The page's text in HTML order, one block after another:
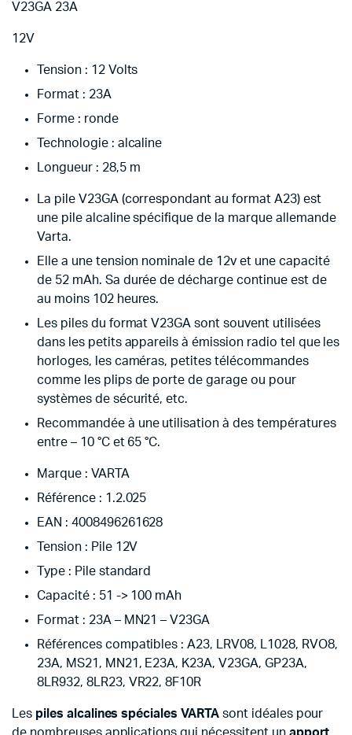
V23GA 23A
12V
Tension : 12 Volts
Format : 23A
Forme : ronde
Technologie : alcaline
Longueur : 28,5 m
La pile V23GA (correspondant au format A23) est
une pile alcaline spécifique de la marque allemande
Varta.
Elle a une tension nominale de 12v et une capacité
de 52 mAh. Sa durée de décharge continue est de
au moins 102 heures.
Les piles du format V23GA sont souvent utilisées
dans les petits appareils à émission radio tel que les
horloges, les caméras, petites télécommandes
comme les plips de porte de garage ou pour
systèmes de sécurité, etc.
Recommandée à une utilisation à des températures
entre – 10 °C et 65 °C.
Marque : VARTA
Référence : 1.2.025
EAN : 4008496261628
Tension : Pile 12V
Type : Pile standard
Capacité : 51 -> 100 mAh
Format : 23A – MN21 – V23GA
Références compatibles : A23, LRV08, L1028, RVO8,
23A, MS21, MN21, E23A, K23A, V23GA, GP23A,
8LR932, 8LR23, VR22, 8F10R
Les piles alcalines spéciales VARTAsont idéales pour